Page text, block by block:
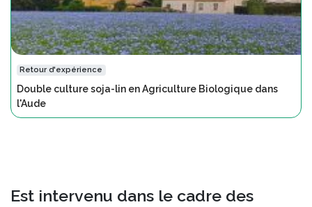
Retour d'expérience
Double culture soja-lin en Agriculture Biologique dans
l'Aude
Est intervenu dans le cadre des